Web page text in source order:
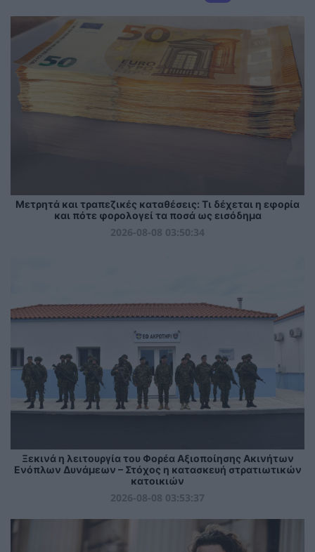
Μετρητά και τραπεζικές καταθέσεις: Τι δέχεται η εφορία
και πότε φορολογεί τα ποσά ως εισόδημα
2026-08-08 03:50:34
Ξεκινά η λειτουργία του Φορέα Αξιοποίησης Ακινήτων
Ενόπλων Δυνάμεων – Στόχος η κατασκευή στρατιωτικών
κατοικιών
2026-08-08 03:53:37